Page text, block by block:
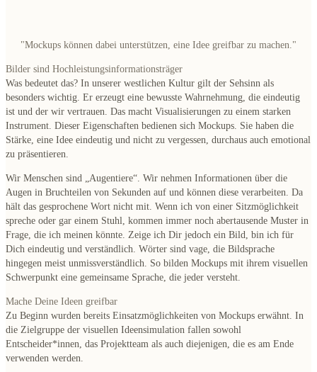
"Mockups können dabei unterstützen, eine Idee greifbar zu machen."
Bilder sind Hochleistungsinformationsträger
Was bedeutet das? In unserer westlichen Kultur gilt der Sehsinn als
besonders wichtig. Er erzeugt eine bewusste Wahrnehmung, die eindeutig
ist und der wir vertrauen. Das macht Visualisierungen zu einem starken
Instrument. Dieser Eigenschaften bedienen sich Mockups. Sie haben die
Stärke, eine Idee eindeutig und nicht zu vergessen, durchaus auch emotional
zu präsentieren.
Wir Menschen sind „Augentiere“. Wir nehmen Informationen über die
Augen in Bruchteilen von Sekunden auf und können diese verarbeiten. Da
hält das gesprochene Wort nicht mit. Wenn ich von einer Sitzmöglichkeit
spreche oder gar einem Stuhl, kommen immer noch abertausende Muster in
Frage, die ich meinen könnte. Zeige ich Dir jedoch ein Bild, bin ich für
Dich eindeutig und verständlich. Wörter sind vage, die Bildsprache
hingegen meist unmissverständlich. So bilden Mockups mit ihrem visuellen
Schwerpunkt eine gemeinsame Sprache, die jeder versteht.
Mache Deine Ideen greifbar
Zu Beginn wurden bereits Einsatzmöglichkeiten von Mockups erwähnt. In
die Zielgruppe der visuellen Ideensimulation fallen sowohl
Entscheider*innen, das Projektteam als auch diejenigen, die es am Ende
verwenden werden.